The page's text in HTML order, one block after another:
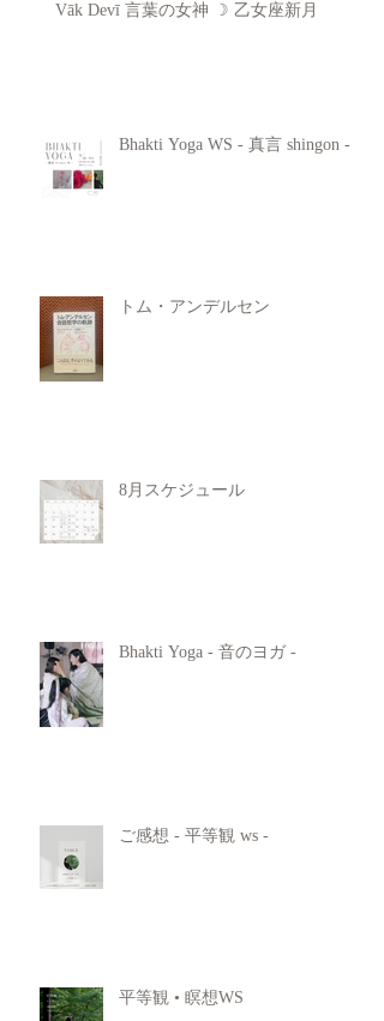
Vāk Devī 言葉の女神 ☽ 乙女座新月
Bhakti Yoga WS - 真言 shingon -
トム・アンデルセン
8月スケジュール
Bhakti Yoga - 音のヨガ -
ご感想 - 平等観 ws -
平等観 • 瞑想WS